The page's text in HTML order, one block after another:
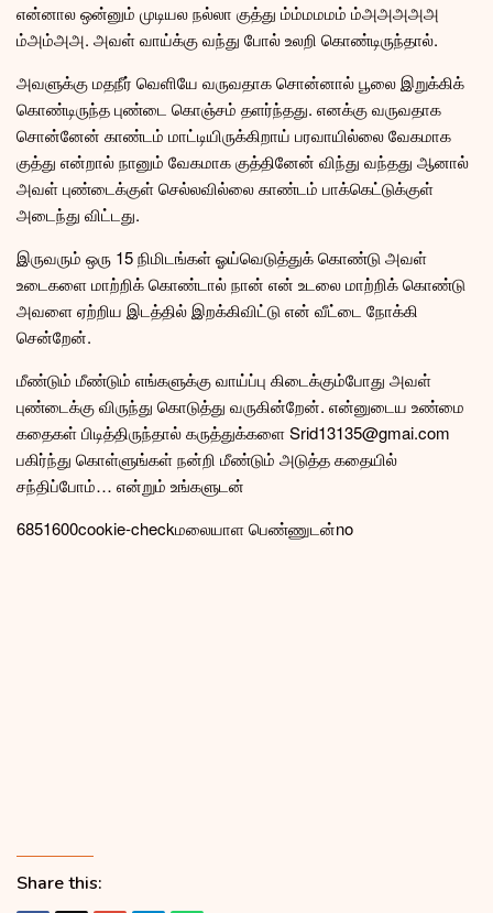
என்னால ஒன்னும் முடியல நல்லா குத்து ம்ம்மமமம் ம்அஅஅஅஅ
ம்அம்அஅ. அவள் வாய்க்கு வந்து போல் உலறி கொண்டிருந்தால்.
அவளுக்கு மதநீர் வெளியே வருவதாக சொன்னால் பூலை இறுக்கிக்
கொண்டிருந்த புண்டை கொஞ்சம் தளர்ந்தது. எனக்கு வருவதாக
சொன்னேன் காண்டம் மாட்டியிருக்கிறாய் பரவாயில்லை வேகமாக
குத்து என்றால் நானும் வேகமாக குத்தினேன் விந்து வந்தது ஆனால்
அவள் புண்டைக்குள் செல்லவில்லை காண்டம் பாக்கெட்டுக்குள்
அடைந்து விட்டது.
இருவரும் ஒரு 15 நிமிடங்கள் ஓய்வெடுத்துக் கொண்டு அவள்
உடைகளை மாற்றிக் கொண்டால் நான் என் உடலை மாற்றிக் கொண்டு
அவளை ஏற்றிய இடத்தில் இறக்கிவிட்டு என் வீட்டை நோக்கி
சென்றேன்.
மீண்டும் மீண்டும் எங்களுக்கு வாய்ப்பு கிடைக்கும்போது அவள்
புண்டைக்கு விருந்து கொடுத்து வருகின்றேன். என்னுடைய உண்மை
கதைகள் பிடித்திருந்தால் கருத்துக்களை Srid13135@gmai.com
பகிர்ந்து கொள்ளுங்கள் நன்றி மீண்டும் அடுத்த கதையில்
சந்திப்போம்… என்றும் உங்களுடன்
6851600cookie-checkமலையாள பெண்ணுடன்no
Share this: